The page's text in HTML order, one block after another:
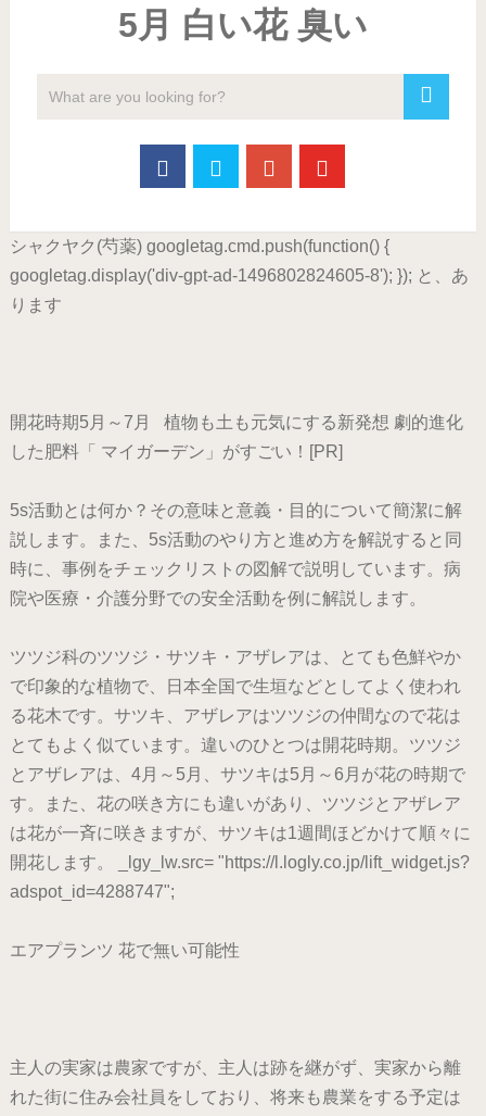
5月 白い花 臭い
シャクヤク(芍薬) googletag.cmd.push(function() {
googletag.display('div-gpt-ad-1496802824605-8'); }); と、あ
ります
開花時期5月～7月 植物も土も元気にする新発想 劇的進化
した肥料「 マイガーデン」がすごい！[PR]
5s活動とは何か？その意味と意義・目的について簡潔に解
説します。また、5s活動のやり方と進め方を解説すると同
時に、事例をチェックリストの図解で説明しています。病
院や医療・介護分野での安全活動を例に解説します。
ツツジ科のツツジ・サツキ・アザレアは、とても色鮮やか
で印象的な植物で、日本全国で生垣などとしてよく使われ
る花木です。サツキ、アザレアはツツジの仲間なので花は
とてもよく似ています。違いのひとつは開花時期。ツツジ
とアザレアは、4月～5月、サツキは5月～6月が花の時期で
す。また、花の咲き方にも違いがあり、ツツジとアザレア
は花が一斉に咲きますが、サツキは1週間ほどかけて順々に
開花します。 _lgy_lw.src= "https://l.logly.co.jp/lift_widget.js?
adspot_id=4288747";
エアプランツ 花で無い可能性
主人の実家は農家ですが、主人は跡を継がず、実家から離
れた街に住み会社員をしており、将来も農業をする予定は